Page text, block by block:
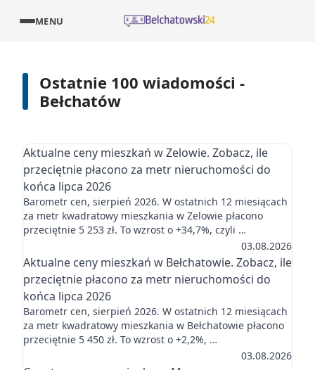
MENU
Ostatnie 100 wiadomości -
Bełchatów
Aktualne ceny mieszkań w Zelowie. Zobacz, ile
przeciętnie płacono za metr nieruchomości do
końca lipca 2026
Barometr cen, sierpień 2026. W ostatnich 12 miesiącach
za metr kwadratowy mieszkania w Zelowie płacono
przeciętnie 5 253 zł. To wzrost o +34,7%, czyli …
03.08.2026
Aktualne ceny mieszkań w Bełchatowie. Zobacz, ile
przeciętnie płacono za metr nieruchomości do
końca lipca 2026
Barometr cen, sierpień 2026. W ostatnich 12 miesiącach
za metr kwadratowy mieszkania w Bełchatowie płacono
przeciętnie 5 450 zł. To wzrost o +2,2%, …
03.08.2026